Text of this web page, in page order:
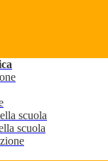
scuola
scuola